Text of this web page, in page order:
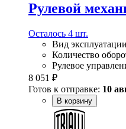
Рулевой
Осталось 4 шт.
Вид эксплуатации
Количество
Рулевое
8 051 ₽
Готов к отправке: 10
В корзину